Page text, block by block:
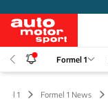
Formel 1
1 Formel 1 News